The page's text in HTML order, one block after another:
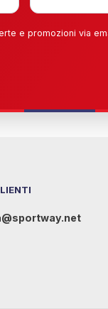
e promozioni via